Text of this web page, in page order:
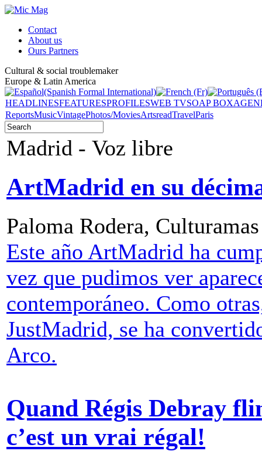
Contact
About us
Ours Partners
Cultural & social troublemaker
Europe & Latin America
HEADLINESFEATURESPROFILESWEB TVSOAP BOX
ReportsMusicVintagePhotos/MoviesArtsreadTravelParis
Madrid - Voz libre
ArtMadrid en su
Paloma Rodera,
Este año ArtMadrid ha
vez que pudimos ver
contemporáneo. Como
JustMadrid, se ha
Arco.
Quand Régis Debray
c’est un vrai régal!